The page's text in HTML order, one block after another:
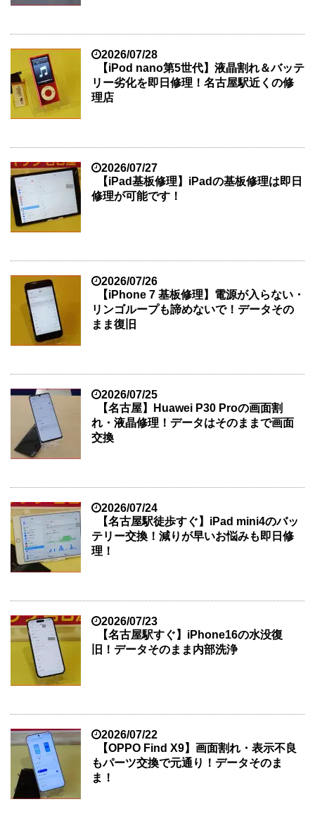
2026/07/28
【iPod nano第5世代】液晶割れ＆バッテ
リー劣化を即日修理！名古屋駅近くの修
理店
2026/07/27
【iPad基板修理】iPadの基板修理は即日
修理が可能です！
2026/07/26
【iPhone 7 基板修理】電源が入らない・
リンゴループも諦めないで！データその
まま復旧
2026/07/25
【名古屋】Huawei P30 Proの画面割
れ・液晶修理！データはそのままで画面
交換
2026/07/24
【名古屋駅徒歩すぐ】iPad mini4のバッ
テリー交換！減りが早いお悩みも即日修
理！
2026/07/23
【名古屋駅すぐ】iPhone16の水没復
旧！データそのまま内部洗浄
2026/07/22
【OPPO Find X9】画面割れ・表示不良
もパーツ交換で元通り！データそのま
ま！